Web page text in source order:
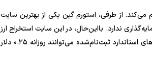
می‌کند. از طرفی، استورم گین یکی از بهترین سایت
ندارد. بااین‌حال، در این سایت استخراج ارز
رایگان، میزان استخراج ابری شما بر اساس سطح کاربری‌تان مشخص می‌شود. برای مثال، حساب‌های استاندارد ثبت‌نام‌شده می‌توانند روزانه ۰.۲۵ دلار